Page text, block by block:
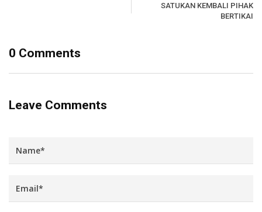
SATUKAN KEMBALI PIHAK
BERTIKAI
0 Comments
Leave Comments